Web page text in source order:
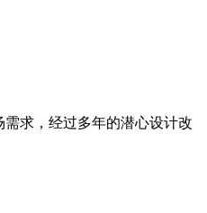
求，经过多年的潜心设计改